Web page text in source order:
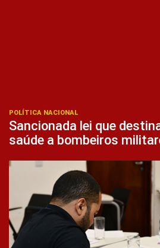
POLÍTICA NACIONAL
Sancionada lei que
saúde a bombeiros